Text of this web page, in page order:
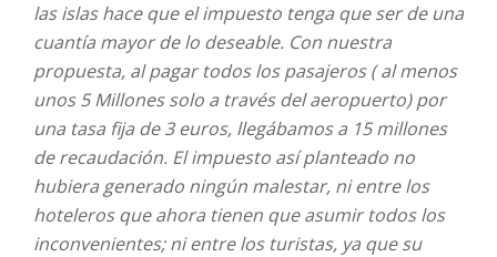
las islas hace que el impuesto tenga que ser de una
cuantía mayor de lo deseable. Con nuestra
propuesta, al pagar todos los pasajeros ( al menos
unos 5 Millones solo a través del aeropuerto) por
una tasa fija de 3 euros, llegábamos a 15 millones
de recaudación. El impuesto así planteado no
hubiera generado ningún malestar, ni entre los
hoteleros que ahora tienen que asumir todos los
inconvenientes; ni entre los turistas, ya que su